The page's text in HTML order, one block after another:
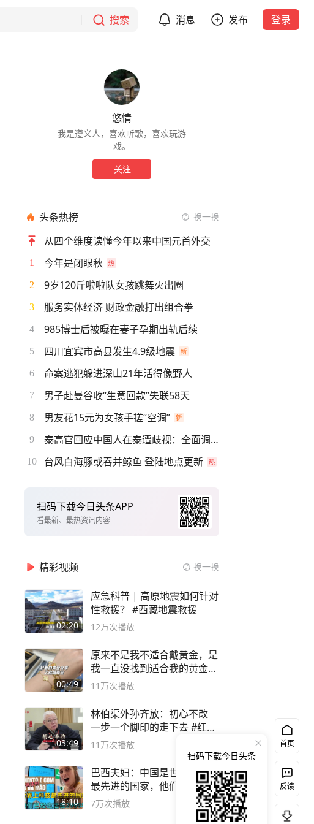
搜索 消息 发布 登录
悠情
我是遵义人，喜欢听歌，喜欢玩游
戏。
关注
头条热榜 换一换
从四个维度读懂今年以来中国元首外交
1 今年是闭眼秋
2 9岁120斤啦啦队女孩跳舞火出圈
3 服务实体经济 财政金融打出组合拳
4 985博士后被曝在妻子孕期出轨后续
5 四川宜宾市高县发生4.9级地震
6 命案逃犯躲进深山21年活得像野人
7 男子赴曼谷收“生意回款”失联58天
8 男友花15元为女孩手搓“空调”
9 泰高官回应中国人在泰遭歧视：全面调查
10 台风白海豚或吞并鲸鱼 登陆地点更新
扫码下载今日头条APP
看最新、最热资讯内容
精彩视频 换一换
02:20
应急科普 | 高原地震如何针对
性救援？ #西藏地震救援
12万次播放
00:49
原来不是我不适合戴黄金，是
我一直没找到适合我的黄金
😭
11万次播放
03:49
林伯渠外孙齐放：初心不改
一步一个脚印的走下去 #红船
论坛
11万次播放
18:10
巴西夫妇：中国是世界上科技
最先进的国家，他们生活在
2999年
7万次播放
首页
反馈
扫码下载今日头条